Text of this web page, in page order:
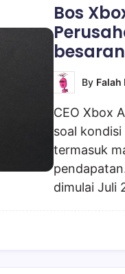
Bos
besaran
By Falah
CEO Xbox
soal
termasuk
dimulai Juli